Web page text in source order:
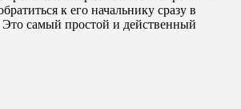
к его начальнику сразу в
самый простой и действенный